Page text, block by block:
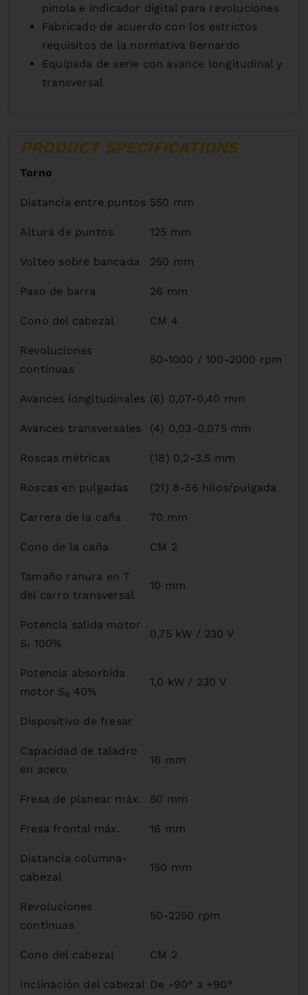
pinola e indicador digital para revoluciones
Fabricado de acuerdo con los estrictos
requisitos de la normativa Bernardo
Equipada de serie con avance longitudinal y
transversal
PRODUCT SPECIFICATIONS
Torno
Distancia entre puntos 550 mm
Altura de puntos 125 mm
Volteo sobre bancada 250 mm
Paso de barra 26 mm
Cono del cabezal CM 4
Revoluciones
continuas
50-1000 / 100-2000 rpm
Avances longitudinales (6) 0,07-0,40 mm
Avances transversales (4) 0,03-0,075 mm
Roscas métricas (18) 0,2-3,5 mm
Roscas en pulgadas (21) 8-56 hilos/pulgada
Carrera de la caña 70 mm
Cono de la caña CM 2
Tamaño ranura en T
del carro transversal
10 mm
Potencia salida motor
S1 100%
0,75 kW / 230 V
Potencia absorbida
motor S6 40%
1,0 kW / 230 V
Dispositivo de fresar
Capacidad de taladro
en acero
16 mm
Fresa de planear máx. 50 mm
Fresa frontal máx. 16 mm
Distancia columna-
cabezal
150 mm
Revoluciones
continuas
50-2250 rpm
Cono del cabezal CM 2
Inclinación del cabezal De -90° a +90°